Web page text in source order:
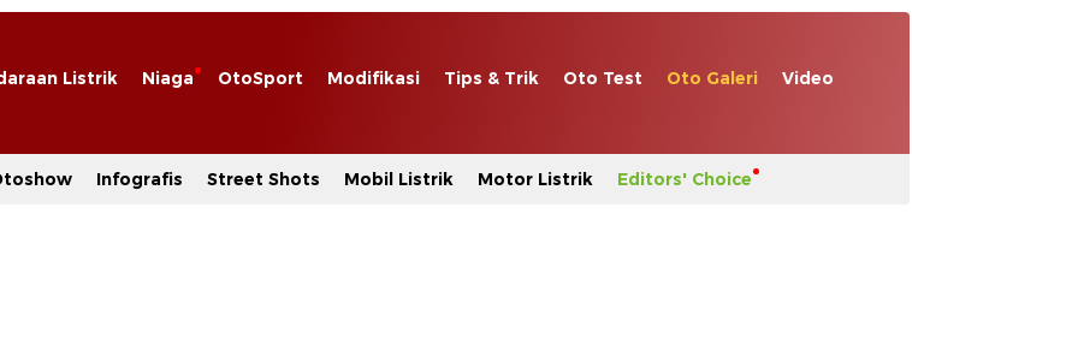
Listrik Niaga OtoSport Modifikasi Tips & Trik Oto Test Oto Galeri Video
Infografis Street Shots Mobil Listrik Motor Listrik Editors' Choice